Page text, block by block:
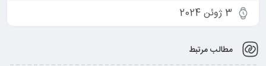
3 ژوئن 2024
مطالب مرتبط